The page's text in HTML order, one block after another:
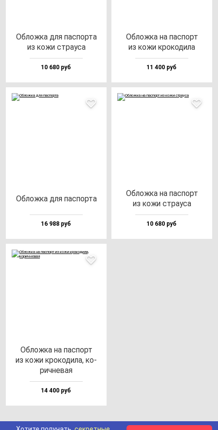
Облож­ка для пас­пор­та
из ко­жи стра­уса
10 680 руб
Облож­ка на пас­порт
из ко­жи кро­ко­ди­ла
11 400 руб
Облож­ка для пас­пор­та
16 988 руб
Облож­ка на пас­порт
из ко­жи стра­уса
10 680 руб
Облож­ка на пас­порт
из ко­жи кро­ко­ди­ла, ко­
рич­не­вая
14 400 руб